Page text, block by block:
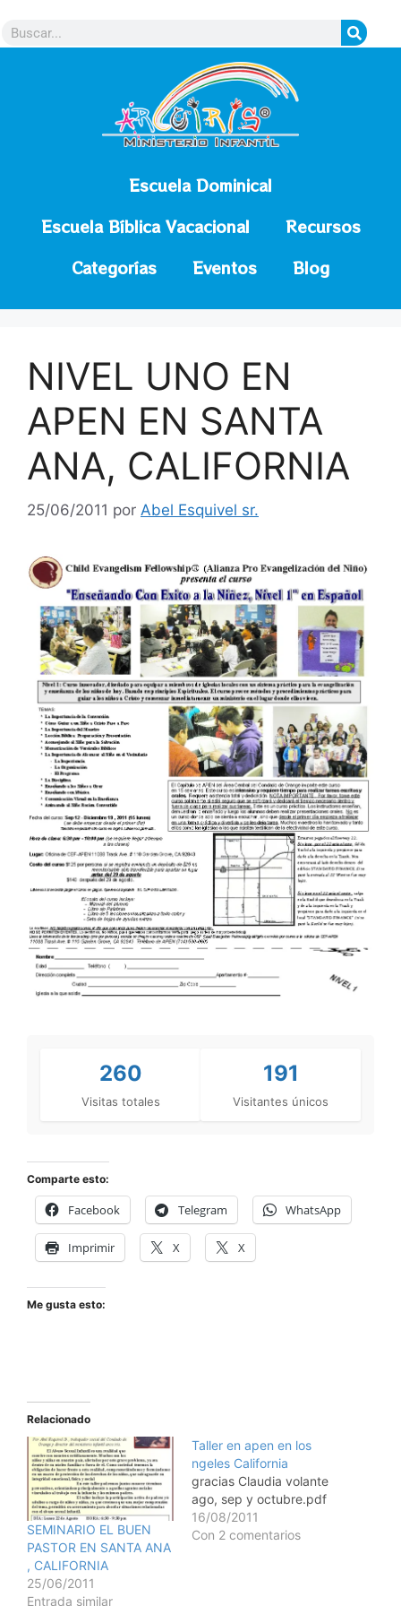
Escuela Dominical
Escuela Bíblica Vacacional
Recursos
Categorías
Eventos Blog
NIVEL UNO EN
APEN EN SANTA
ANA, CALIFORNIA
25/06/2011 por Abel Esquivel sr.
260
Visitas totales
191
Visitantes únicos
Comparte esto:
Facebook Telegram WhatsApp
Imprimir X X
Me gusta esto:
Relacionado
SEMINARIO EL BUEN
PASTOR EN SANTA ANA
, CALIFORNIA
25/06/2011
Entrada similar
Taller en apen en los
ngeles California
gracias Claudia volante
ago, sep y octubre.pdf
16/08/2011
Con 2 comentarios